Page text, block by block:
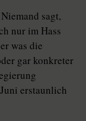
sagt,
nur im Hass
was die
gar konkreter
erstaunlich